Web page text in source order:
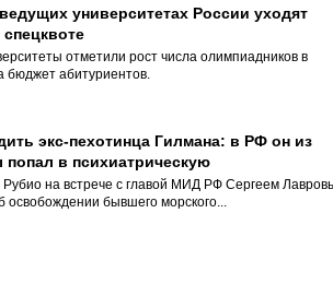
университетах России уходят
отметили рост числа олимпиадников в
бюджет абитуриентов.
экс-пехотинца Гилмана: в РФ он из
в психиатрическую
на встрече с главой МИД РФ Сергеем
освобождении бывшего морского...